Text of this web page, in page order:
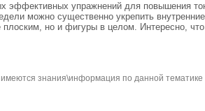
эффективных упражнений для повышения
можно существенно укрепить
но и фигуры в целом. Интересно,
имеются знания\информация по данной тематике